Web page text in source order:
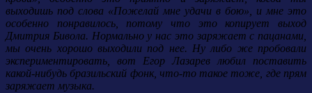
выходишь под слова «Пожелай мне удачи в бою», и мне это
особенно понравилось, потому что это копирует выход
Дмитрия Бивола. Нормально у нас это заряжает с пацанами,
мы очень хорошо выходили под нее. Ну либо же пробовали
экспериментировать, вот Егор Лазарев любил поставить
какой-нибудь бразильский фонк, что-то такое тоже, где прям
заряжает музыка.